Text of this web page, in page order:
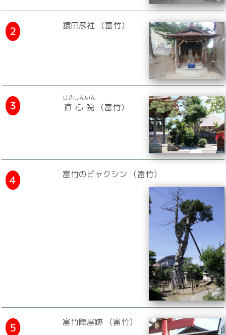
２ 猿田彦社 （富竹）
３ 直心院
じきしんいん
（富竹）
４ 富竹のビャクシン （富竹）
５ 富竹陣屋跡 （富竹）